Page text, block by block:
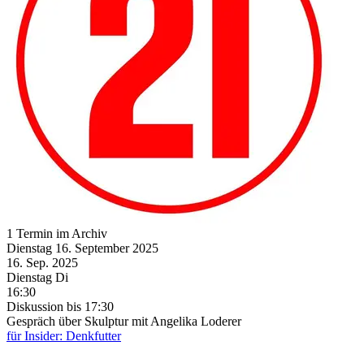
1 Termin im Archiv
Dienstag 16. September 2025
16. Sep. 2025
Dienstag Di
16:30
Diskussion bis 17:30
Gespräch über Skulptur mit Angelika Loderer
für Insider: Denkfutter